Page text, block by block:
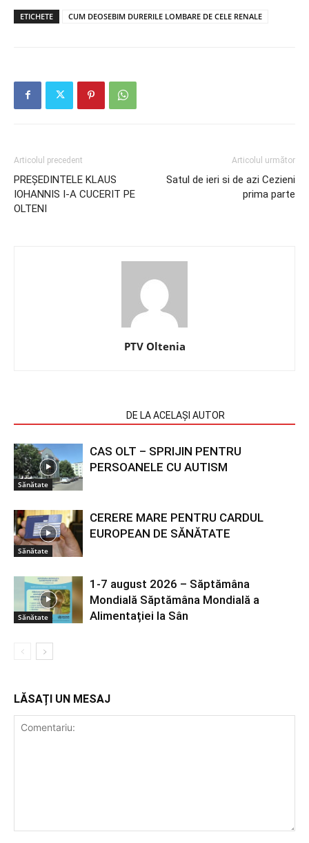
ETICHETE CUM DEOSEBIM DURERILE LOMBARE DE CELE RENALE
Articolul precedent
PREȘEDINTELE KLAUS
IOHANNIS I-A CUCERIT PE
OLTENI
Articolul următor
Satul de ieri si de azi Cezieni
prima parte
PTV Oltenia
DE LA ACELAȘI AUTOR
Sănătate
CAS OLT – SPRIJIN PENTRU
PERSOANELE CU AUTISM
Sănătate
CERERE MARE PENTRU CARDUL
EUROPEAN DE SĂNĂTATE
Sănătate
1-7 august 2026 – Săptămâna
Mondială Săptămâna Mondială a
Alimentației la Sân
LĂSAȚI UN MESAJ